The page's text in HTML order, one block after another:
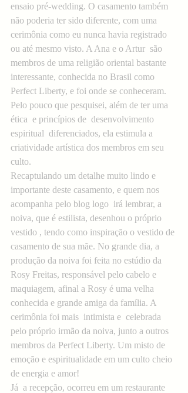
ensaio pré-wedding. O casamento também
não poderia ter sido diferente, com uma
cerimônia como eu nunca havia registrado
ou até mesmo visto. A Ana e o Artur  são
membros de uma religião oriental bastante
interessante, conhecida no Brasil como
Perfect Liberty, e foi onde se conheceram.
Pelo pouco que pesquisei, além de ter uma
ética  e princípios de  desenvolvimento
espiritual  diferenciados, ela estimula a
criatividade artística dos membros em seu
culto.
Recaptulando um detalhe muito lindo e
importante deste casamento, e quem nos
acompanha pelo blog logo  irá lembrar, a
noiva, que é estilista, desenhou o próprio
vestido , tendo como inspiração o vestido de
casamento de sua mãe. No grande dia, a
produção da noiva foi feita no estúdio da
Rosy Freitas, responsável pelo cabelo e
maquiagem, afinal a Rosy é uma velha
conhecida e grande amiga da família. A
cerimônia foi mais  intimista e  celebrada
pelo próprio irmão da noiva, junto a outros
membros da Perfect Liberty. Um misto de
emoção e espiritualidade em um culto cheio
de energia e amor!
Já  a recepção, ocorreu em um restaurante